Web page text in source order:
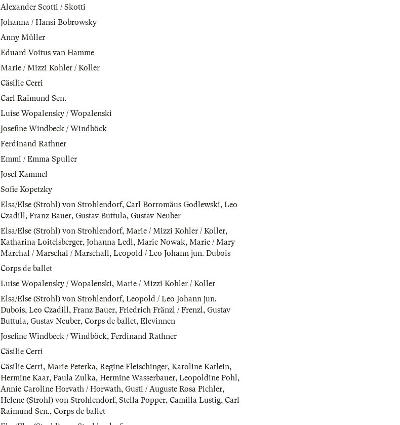
Alexander Scotti / Skotti
Johanna / Hansi Bobrowsky
Anny Müller
Eduard Voitus van Hamme
Marie / Mizzi Kohler / Koller
Cäsilie Cerri
Carl Raimund Sen.
Luise Wopalensky / Wopalenski
Josefine Windbeck / Windböck
Ferdinand Rathner
Emmi / Emma Spuller
Josef Kammel
Sofie Kopetzky
Elsa/Else (Strohl) von Strohlendorf, Carl Borromäus Godlewski, Leo
Czadill, Franz Bauer, Gustav Buttula, Gustav Neuber
Elsa/Else (Strohl) von Strohlendorf, Marie / Mizzi Kohler / Koller,
Katharina Loitelsberger, Johanna Ledl, Marie Nowak, Marie / Mary
Marchal / Marschal / Marschall, Leopold / Leo Johann jun. Dubois
Corps de ballet
Luise Wopalensky / Wopalenski, Marie / Mizzi Kohler / Koller
Elsa/Else (Strohl) von Strohlendorf, Leopold / Leo Johann jun.
Dubois, Leo Czadill, Franz Bauer, Friedrich Fränzl / Frenzl, Gustav
Buttula, Gustav Neuber, Corps de ballet, Elevinnen
Josefine Windbeck / Windböck, Ferdinand Rathner
Cäsilie Cerri
Cäsilie Cerri, Marie Peterka, Regine Fleischinger, Karoline Katlein,
Hermine Kaar, Paula Zulka, Hermine Wasserbauer, Leopoldine Pohl,
Annie Caroline Horvath / Horwath, Gusti / Auguste Rosa Pichler,
Helene (Strohl) von Strohlendorf, Stella Popper, Camilla Lustig, Carl
Raimund Sen., Corps de ballet